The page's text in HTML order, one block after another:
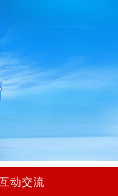
动交流